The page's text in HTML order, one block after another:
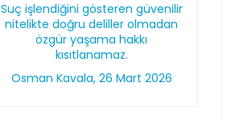
Suç işlendiğini gösteren güvenilir
nitelikte doğru deliller olmadan
özgür yaşama hakkı
kısıtlanamaz.
Osman Kavala, 26 Mart 2026